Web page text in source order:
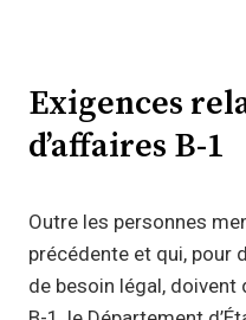
Exigences
d’affaires B-1
Outre les personnes
précédente et qui, pour
de besoin légal, doivent